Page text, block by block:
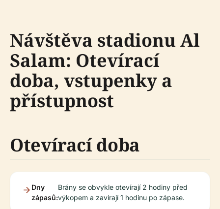
Návštěva stadionu Al
Salam: Otevírací
doba, vstupenky a
přístupnost
Otevírací doba
Dny
zápasů:
Brány se obvykle otevírají 2 hodiny před
výkopem a zavírají 1 hodinu po zápase.